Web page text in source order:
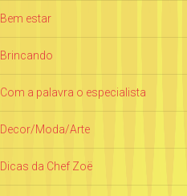
Bem estar
Brincando
Com a palavra o especialista
Decor/Moda/Arte
Dicas da Chef Zoë